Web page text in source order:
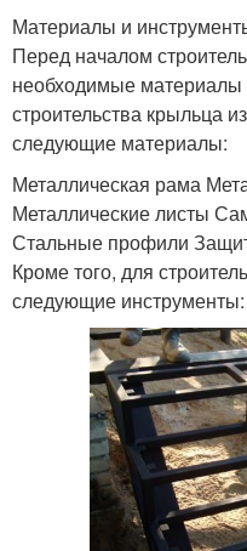
Материалы и
Перед началом
необходимые
строительства крыльца
следующие материалы:
Металлическая рама
Металлические листы
Стальные профили
Кроме того, для
следующие инструменты: